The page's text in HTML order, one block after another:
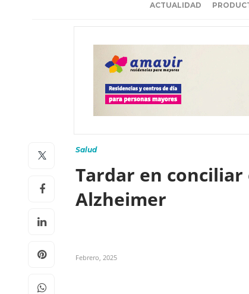
ACTUALIDAD
Salud
Tardar en conciliar
Alzheimer
Febrero, 2025